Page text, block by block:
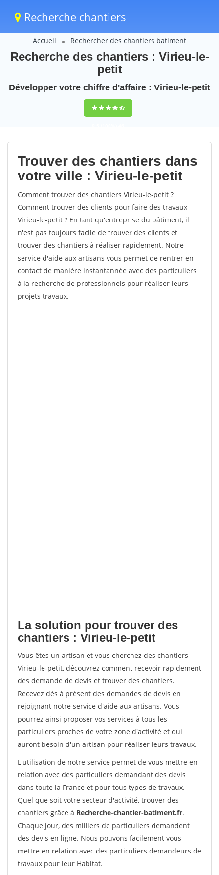
Recherche chantiers
Accueil Rechercher des chantiers batiment
Recherche des chantiers : Virieu-le-
petit
Développer votre chiffre d'affaire : Virieu-le-petit
9,5(100%)46
votes
Trouver des chantiers dans
votre ville : Virieu-le-petit
Comment trouver des chantiers Virieu-le-petit ?
Comment trouver des clients pour faire des travaux
Virieu-le-petit ? En tant qu'entreprise du bâtiment, il
n'est pas toujours facile de trouver des clients et
trouver des chantiers à réaliser rapidement. Notre
service d'aide aux artisans vous permet de rentrer en
contact de manière instantannée avec des particuliers
à la recherche de professionnels pour réaliser leurs
projets travaux.
La solution pour trouver des
chantiers : Virieu-le-petit
Vous êtes un artisan et vous cherchez des chantiers
Virieu-le-petit, découvrez comment recevoir rapidement
des demande de devis et trouver des chantiers.
Recevez dès à présent des demandes de devis en
rejoignant notre service d'aide aux artisans. Vous
pourrez ainsi proposer vos services à tous les
particuliers proches de votre zone d'activité et qui
auront besoin d'un artisan pour réaliser leurs travaux.
L'utilisation de notre service permet de vous mettre en
relation avec des particuliers demandant des devis
dans toute la France et pour tous types de travaux.
Quel que soit votre secteur d'activité, trouver des
chantiers grâce à Recherche-chantier-batiment.fr.
Chaque jour, des milliers de particuliers demandent
des devis en ligne. Nous pouvons facilement vous
mettre en relation avec des particuliers demandeurs de
travaux pour leur Habitat.